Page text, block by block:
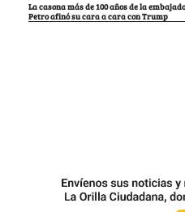
La casona más de 100 años de la
Petro afinó su cara a cara con Trump